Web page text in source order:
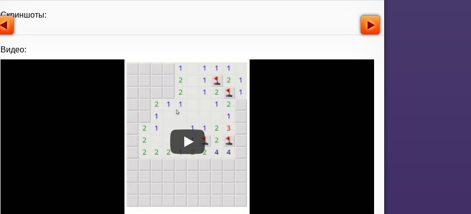
Скриншоты:
Видео: